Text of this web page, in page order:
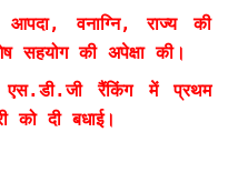
वनाग्नि, राज्य की
सहयोग की अपेक्षा की।
एस.डी.जी रैंकिंग में प्रथम
को दी बधाई।